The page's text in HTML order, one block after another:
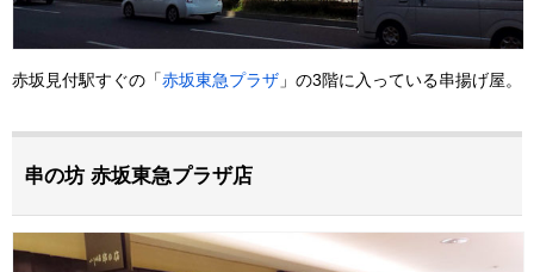
赤坂見付駅すぐの「赤坂東急プラザ 」の3階に入っている串揚げ屋。
串の坊 赤坂東急プラザ店